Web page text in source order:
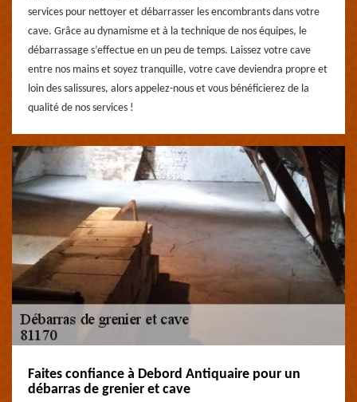
services pour nettoyer et débarrasser les encombrants dans votre
cave. Grâce au dynamisme et à la technique de nos équipes, le
débarrassage s’effectue en un peu de temps. Laissez votre cave
entre nos mains et soyez tranquille, votre cave deviendra propre et
loin des salissures, alors appelez-nous et vous bénéficierez de la
qualité de nos services !
Faites confiance à Debord Antiquaire pour un
débarras de grenier et cave